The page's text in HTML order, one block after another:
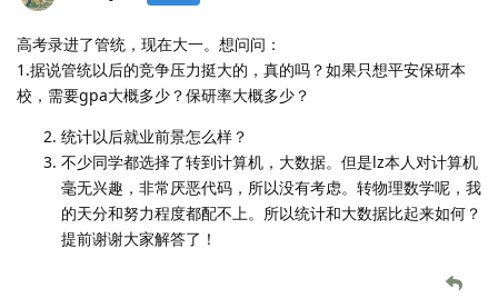
高考录进了管统，现在大一。想问问：
1.据说管统以后的竞争压力挺大的，真的吗？如果只想平安保研本
校，需要gpa大概多少？保研率大概多少？
统计以后就业前景怎么样？
不少同学都选择了转到计算机，大数据。但是lz本人对计算机
毫无兴趣，非常厌恶代码，所以没有考虑。转物理数学呢，我
的天分和努力程度都配不上。所以统计和大数据比起来如何？
提前谢谢大家解答了！